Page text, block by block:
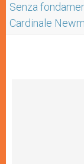
Senza
Cardinale